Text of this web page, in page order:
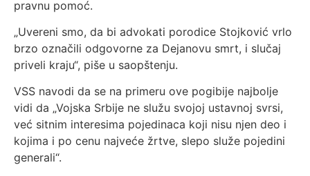
pravnu pomoć.
„Uvereni smo, da bi advokati porodice Stojković vrlo
brzo označili odgovorne za Dejanovu smrt, i slučaj
priveli kraju“, piše u saopštenju.
VSS navodi da se na primeru ove pogibije najbolje
vidi da „Vojska Srbije ne služu svojoj ustavnoj svrsi,
već sitnim interesima pojedinaca koji nisu njen deo i
kojima i po cenu najveće žrtve, slepo služe pojedini
generali“.